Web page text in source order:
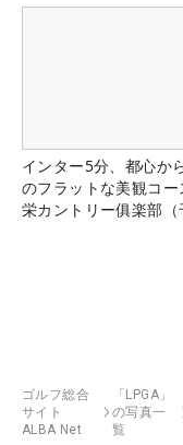
インター5分、都心か
のフラットな美観コー
栄カントリー俱楽部（
ゴルフ総合
サイト
ALBA Net
「LPGA」
の写真一
覧